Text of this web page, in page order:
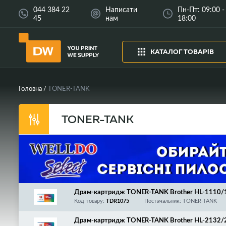
044 384 22
45
Написати
нам
Пн-Пт: 09:00 -
18:00
КАТАЛОГ ТОВАРІВ
Головна TONER-TANK
TONER-TANK
Драм-картридж TONER-TANK Brother HL-
1610/1612/1622/1623/MFC-1810/1815/1912,
Код товару: TDR1075 Постачальник: TONER-TANK
Драм-картридж TONER-TANK Brother HL-